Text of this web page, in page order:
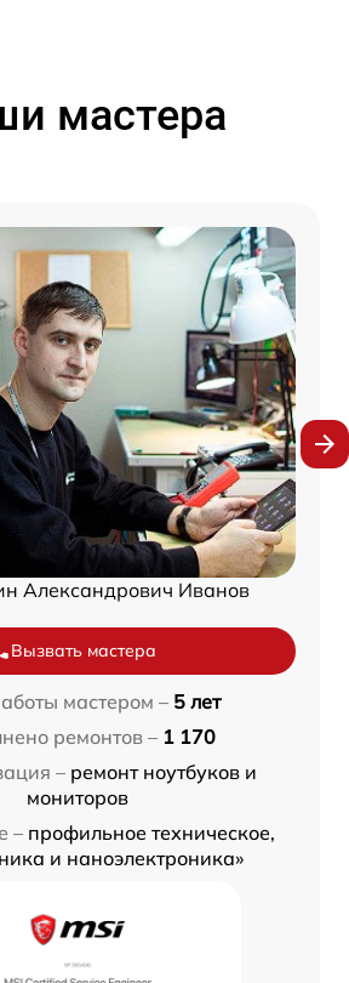
мастера
Александрович Иванов
Вызвать мастера
мастером – 5 лет
ремонтов – 1 170
– ремонт ноутбуков и
мониторов
– профильное техническое,
и наноэлектроника»